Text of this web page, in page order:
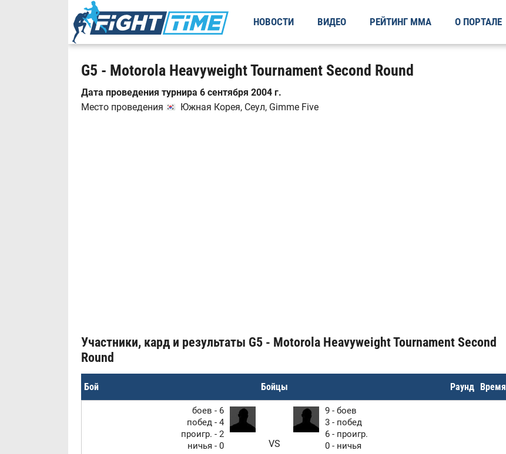
НОВОСТИ ВИДЕО РЕЙТИНГ ММА О ПОРТАЛЕ
G5 - Motorola Heavyweight Tournament Second Round
Дата проведения турнира 6 сентября 2004 г.
Место проведения
Южная Корея, Сеул, Gimme Five
Участники, кард и результаты G5 - Motorola Heavyweight Tournament Second
Round
Бой Бойцы Раунд Время
боев - 6
побед - 4
проигр. - 2
ничья - 0
VS
9 - боев
3 - побед
6 - проигр.
0 - ничья